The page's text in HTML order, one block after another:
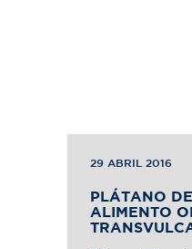
29 ABRIL 2016
PLÁTANO
ALIMENTO